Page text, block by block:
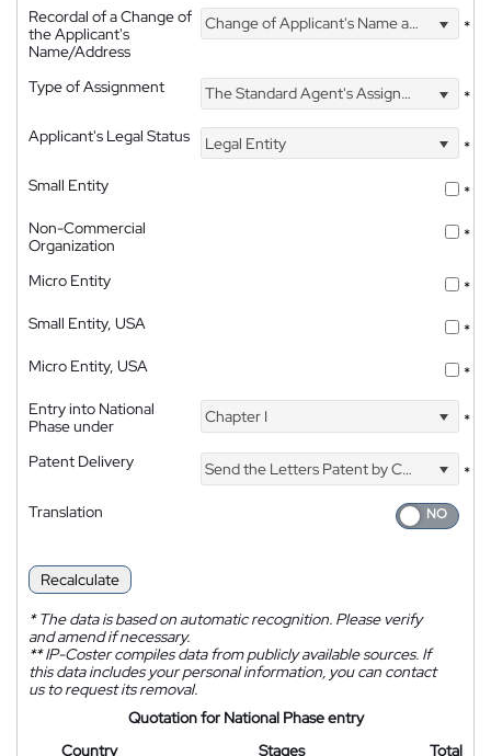
Recordal of a Change of
the Applicant's
Name/Address
Change of Applicant's Name and Address *
Type of Assignment The Standard Agent's Assignment
*
Applicant's Legal Status
Legal Entity
*
Small Entity
*
Non-Commercial
Organization
*
Micro Entity
*
Small Entity, USA
*
Micro Entity, USA
*
Entry into National
Phase under
Chapter I *
Patent Delivery Send the Letters Patent by Courier
*
Translation
Recalculate
*The data is based on automatic recognition. Please verify
and amend if necessary.
**IP-Coster compiles data from publicly available sources. If
this data includes your personal information, you can contact
us to request its removal.
Quotation for National Phase entry
Country
Stages Total